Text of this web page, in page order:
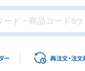
ー 再注文・注文